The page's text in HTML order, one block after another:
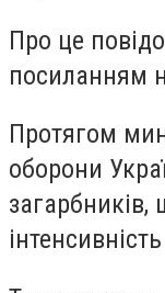
Про це
посиланням
Протягом
оборони
загарбників,